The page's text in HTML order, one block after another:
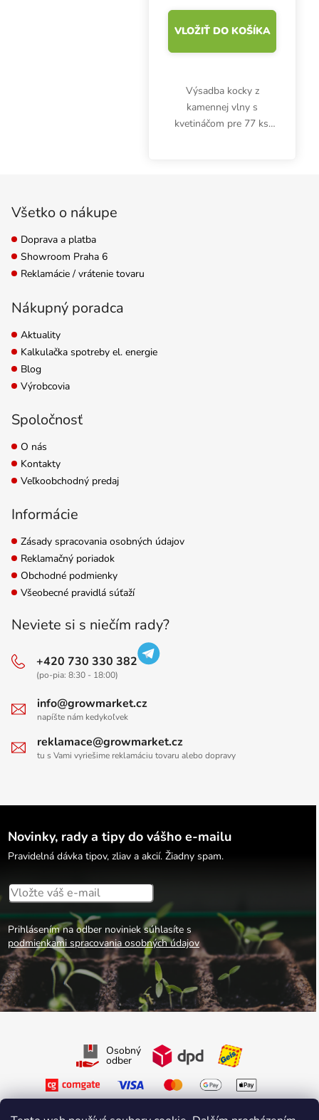
VLOŽIŤ DO KOŠÍKA
Výsadba kocky z
kamennej vlny s
kvetináčom pre 77 ks.
Všetko o nákupe
Doprava a platba
Showroom Praha 6
Reklamácie / vrátenie tovaru
Nákupný poradca
Aktuality
Kalkulačka spotreby el. energie
Blog
Výrobcovia
Spoločnosť
O nás
Kontakty
Veľkoobchodný predaj
Informácie
Zásady spracovania osobných údajov
Reklamačný poriadok
Obchodné podmienky
Všeobecné pravidlá súťaží
Neviete si s niečím rady?
+420 730 330 382
(po-pia: 8:30 - 18:00)
info@growmarket.cz
napíšte nám kedykoľvek
reklamace@growmarket.cz
tu s Vami vyriešime reklamáciu tovaru alebo dopravy
Novinky, rady a tipy do vášho e-mailu
Pravidelná dávka tipov, zliav a akcií. Žiadny spam.
Prihlásením na odber noviniek súhlasíte s
podmienkami spracovania osobných údajov
Osobný
odber